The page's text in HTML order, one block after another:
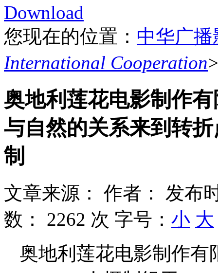
Download
您现在的位置： 中华广
International Cooperation
奥地利莲花电影制作
与自然的关系来到转
制
文章来源： 作者：
发布
数： 2262 次 字号： 小 大
奥地利莲花电影制作有